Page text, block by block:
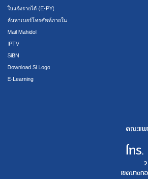
ใบแจ้งรายได้ (E-PY)
ค้นหาเบอร์โทรศัพท์ภายใน
Mail Mahidol
IPTV
SiBN
Download Si Logo
E-Learning
คณะแพ
โทร.
เขตบาง